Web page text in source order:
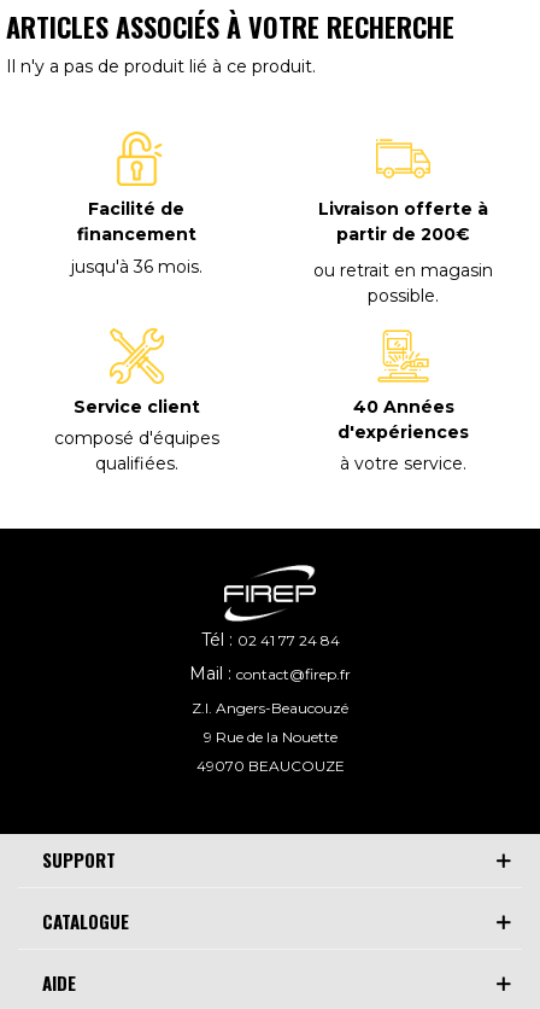
ARTICLES ASSOCIÉS À VOTRE RECHERCHE
Il n'y a pas de produit lié à ce produit.
Facilité de
financement
jusqu'à 36 mois.
Livraison offerte à
partir de 200€
ou retrait en magasin
possible.
Service client
composé d'équipes
qualifiées.
40 Années
d'expériences
à votre service.
AIDE
CATALOGUE
SUPPORT
Tél : 02 41 77 24 84
Mail : contact@firep.fr
Z.I. Angers-Beaucouzé
9 Rue de la Nouette
49070 BEAUCOUZE